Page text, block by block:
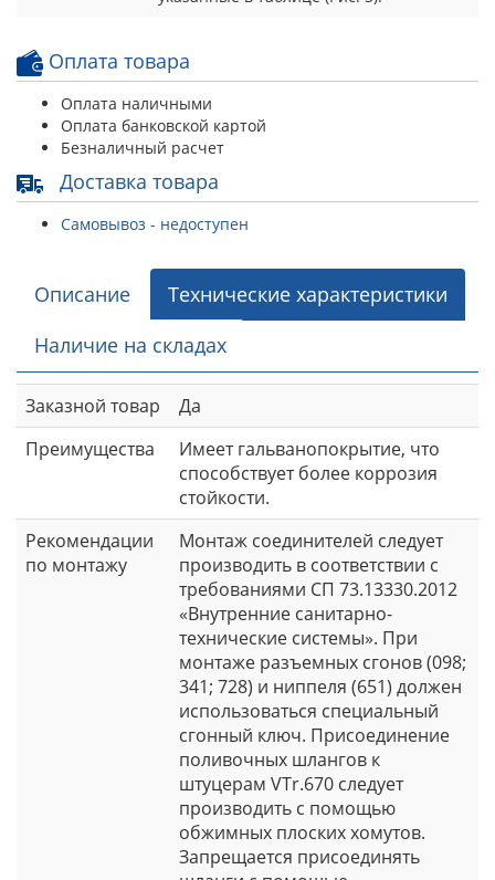
Оплата товара
Оплата наличными
Оплата банковской картой
Безналичный расчет
Доставка товара
Самовывоз - недоступен
Описание
Технические характеристики
Наличие на складах
Заказной товар
Да
Преимущества
Имеет гальванопокрытие, что
способствует более коррозия
стойкости.
Рекомендации
по монтажу
Монтаж соединителей следует
производить в соответствии с
требованиями СП 73.13330.2012
«Внутренние санитарно-
технические системы». При
монтаже разъемных сгонов (098;
341; 728) и ниппеля (651) должен
использоваться специальный
сгонный ключ. Присоединение
поливочных шлангов к
штуцерам VTr.670 следует
производить с помощью
обжимных плоских хомутов.
Запрещается присоединять